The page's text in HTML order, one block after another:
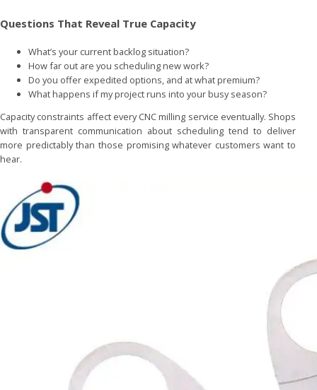
Questions That Reveal True Capacity
What’s your current backlog situation?
How far out are you scheduling new work?
Do you offer expedited options, and at what premium?
What happens if my project runs into your busy season?
Capacity constraints affect every CNC milling service eventually. Shops
with transparent communication about scheduling tend to deliver
more predictably than those promising whatever customers want to
hear.